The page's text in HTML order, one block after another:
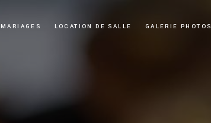
MARIAGES LOCATION DE SALLE GALERIE PHOTOS